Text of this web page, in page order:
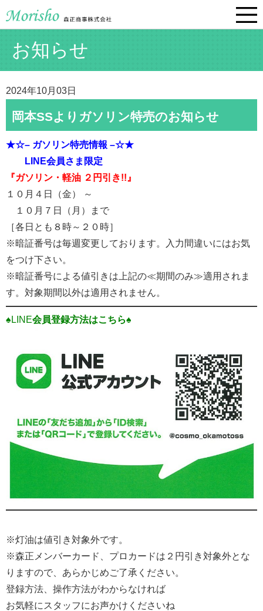
お知らせ
2024年10月03日
岡本SSよりガソリン特売のお知らせ
★☆– ガソリン特売情報 –☆★
LINE会員さま 限定
『ガソリン・軽油 ２円引き!!』
１０月４日（金） ～
１０月７日（月）まで
［各日とも８時～２０時］
※暗証番号は毎週変更しております。入力間違いにはお気
をつけ下さい。
※暗証番号による値引きは上記の≪期間のみ≫適用されま
す。対象期間以外は適用されません。
♠LINE会員登録方法はこちら♠
※灯油は値引き対象外です。
※森正メンバーカード、プロカードは２円引き対象外とな
りますので、あらかじめご了承ください。
登録方法、操作方法がわからなければ
お気軽にスタッフにお声かけくださいね